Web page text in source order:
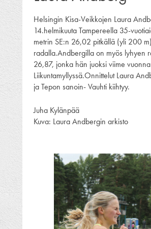
Helsingin Kisa-Veikkojen Laura
14.helmikuuta Tampereella 35-
metrin SE:n 26,02 pitkällä (yli 200 m)
radalla.Andbergilla on myös lyhyen
26,87, jonka hän juoksi viime vuonna
Liikuntamyllyssä.Onnittelut Laura
ja Tepon sanoin- Vauhti kiihtyy.
Juha Kylänpää
Kuva: Laura Andbergin arkisto